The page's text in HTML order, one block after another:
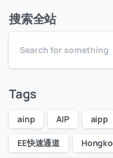
搜索全站
Tags
ainp AIP aipp
EE快速通道